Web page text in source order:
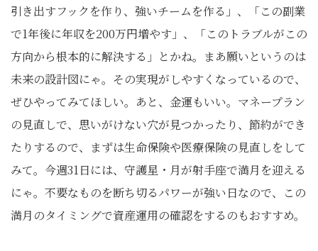
引き出すフックを作り、強いチームを作る」、「この副業
で1年後に年収を200万円増やす」、「このトラブルがこの
方向から根本的に解決する」とかね。まあ願いというのは
未来の設計図にゃ。その実現がしやすくなっているので、
ぜひやってみてほしい。あと、金運もいい。マネープラン
の見直しで、思いがけない穴が見つかったり、節約ができ
たりするので、まずは生命保険や医療保険の見直しをして
みて。今週31日には、守護星・月が射手座で満月を迎える
にゃ。不要なものを断ち切るパワーが強い日なので、この
満月のタイミングで資産運用の確認をするのもおすすめ。